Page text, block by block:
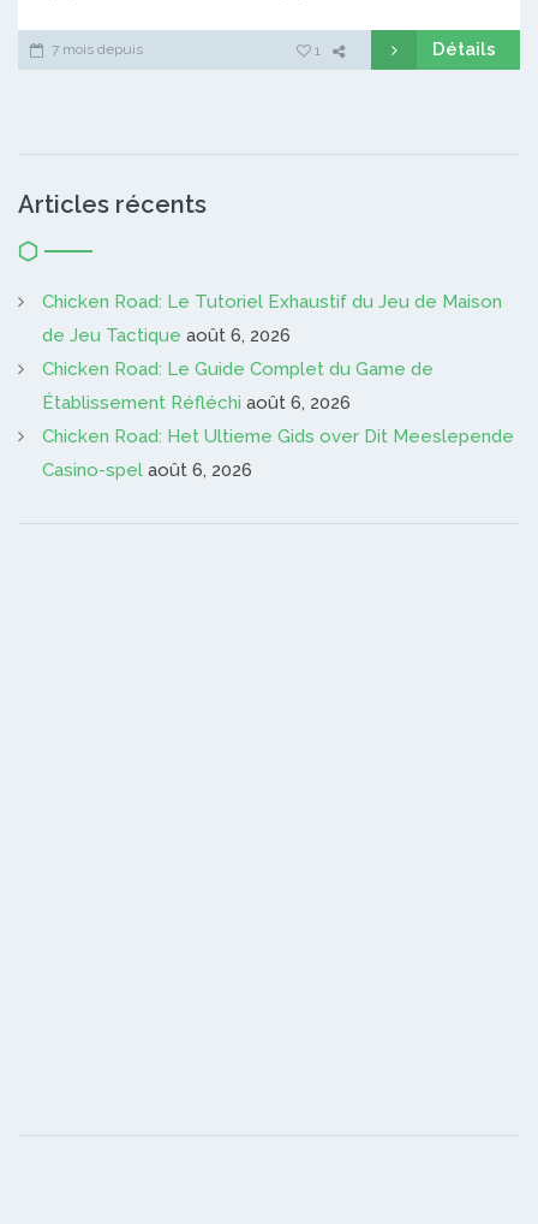
7 mois depuis 1 Détails
Articles récents
Chicken Road: Le Tutoriel Exhaustif du Jeu de Maison
de Jeu Tactique août 6, 2026
Chicken Road: Le Guide Complet du Game de
Établissement Réfléchi août 6, 2026
Chicken Road: Het Ultieme Gids over Dit Meeslepende
Casino-spel août 6, 2026